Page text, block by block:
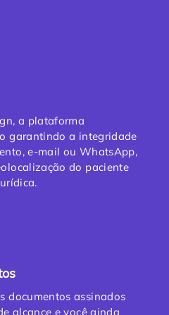
a plataforma
garantindo a integridade
e-mail ou WhatsApp,
do paciente
documentos assinados
alcance e você ainda